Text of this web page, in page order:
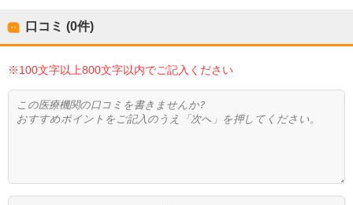
口コミ (0件)
※100文字以上800文字以内でご記入ください